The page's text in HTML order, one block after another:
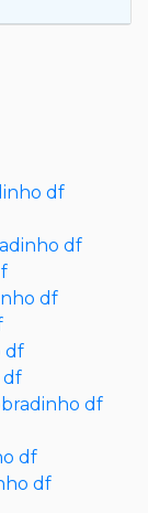
df
df
df
df
df
df
df
df